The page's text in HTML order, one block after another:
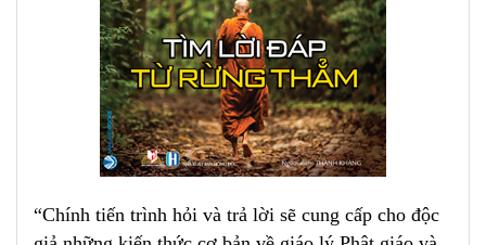
“Chính tiến trình hỏi và trả lời sẽ cung cấp cho độc